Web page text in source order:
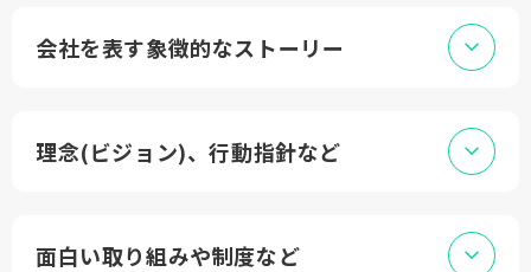
会社を表す象徴的なストーリー
理念(ビジョン)、行動指針など
面白い取り組みや制度など